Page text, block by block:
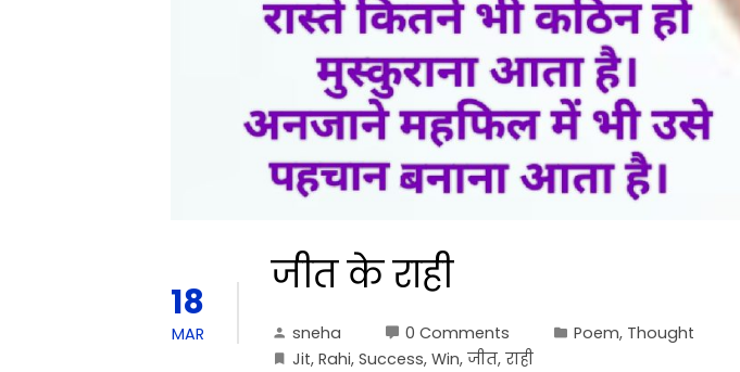
18
MAR
जीत के राही
sneha 0 Comments Poem, Thought
Jit, Rahi, Success, Win, जीत, राही